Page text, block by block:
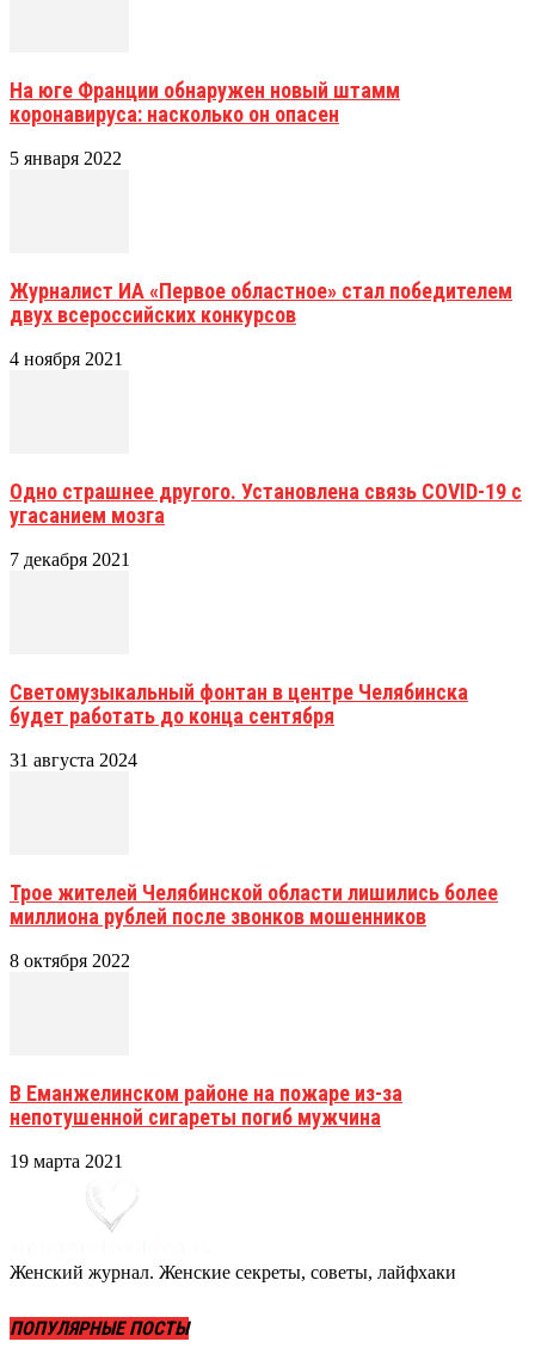
На юге Франции обнаружен новый штамм
коронавируса: насколько он опасен
5 января 2022
Журналист ИА «Первое областное» стал победителем
двух всероссийских конкурсов
4 ноября 2021
Одно страшнее другого. Установлена связь COVID-19 с
угасанием мозга
7 декабря 2021
Светомузыкальный фонтан в центре Челябинска
будет работать до конца сентября
31 августа 2024
Трое жителей Челябинской области лишились более
миллиона рублей после звонков мошенников
8 октября 2022
В Еманжелинском районе на пожаре из-за
непотушенной сигареты погиб мужчина
19 марта 2021
Женский журнал. Женские секреты, советы, лайфхаки
ПОПУЛЯРНЫЕ ПОСТЫ